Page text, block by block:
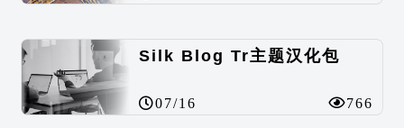
Silk Blog Tr主题汉化包
07/16 766